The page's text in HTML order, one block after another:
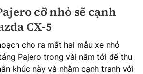
cỡ nhỏ sẽ cạnh
CX-5
cho ra mắt hai mẫu xe nhỏ
Pajero trong vài năm tới để thu
khúc này và nhằm cạnh tranh với